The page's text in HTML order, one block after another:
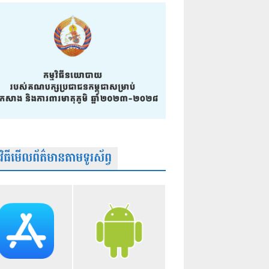
ធីមើលព័ត៌មានតាមទូរស័ព្វ